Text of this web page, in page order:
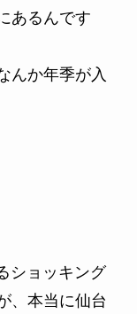
あるんです
んか年季が入
ショッキング
、本当に仙台